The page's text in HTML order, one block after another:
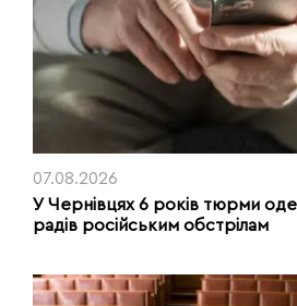
07.08.2026
У Чернівцях 6 років тюрми
радів російським обстрілам